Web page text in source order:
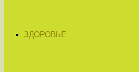
ЗДОРОВЬЕ